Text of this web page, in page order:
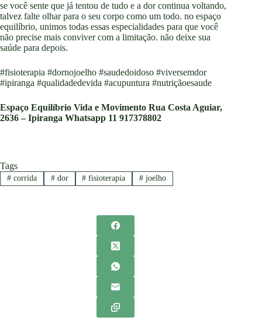
se você sente que já tentou de tudo e a dor continua voltando,
talvez falte olhar para o seu corpo como um todo. no espaço
equilíbrio, unimos todas essas especialidades para que você
não precise mais conviver com a limitação. não deixe sua
saúde para depois.
#fisioterapia #dornojoelho #saudedoidoso #viversemdor
#ipiranga #qualidadedevida #acupuntura #nutriçãoesaude
Espaço Equilíbrio Vida e Movimento Rua Costa Aguiar,
2636 – Ipiranga Whatsapp 11 917378802
Tags
#corrida #dor # fisioterapia # joelho